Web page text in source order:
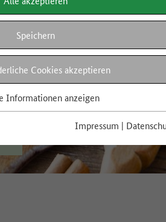
Speichern
Cookies akzeptieren
Informationen anzeigen
Impressum |